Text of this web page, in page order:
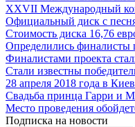
XXVII Международный
Официальный диск с
Стоимость диска 16,76
Определились финалисты
Финалистами проекта
Стали известны
28 апреля 2018 года в
Свадьба принца Гарри и
Место проведения
Подписка на новости